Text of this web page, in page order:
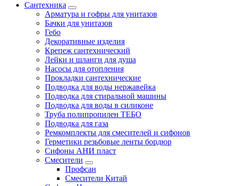
Сантехника
Арматура и гофры для унитазов
Бачки для унитазов
Гебо
Декоративные изделия
Крепеж сантехнический
Лейки и шланги для душа
Насосы для отопления
Прокладки сантехнические
Подводка для воды нержавейка
Подводка для стиральной машины
Подводка для воды в силиконе
Труба полипропилен ТЕБО
Подводка для газа
Ремкомплекты для смесителей и сифонов
Герметики резьбовые ленты бордюр
Сифоны АНИ пласт
Смесители
Профсан
Смесители Китай